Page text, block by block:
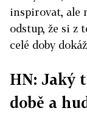
inspirovat, ale
odstup, že si z
celé doby
HN: Jaký
době a